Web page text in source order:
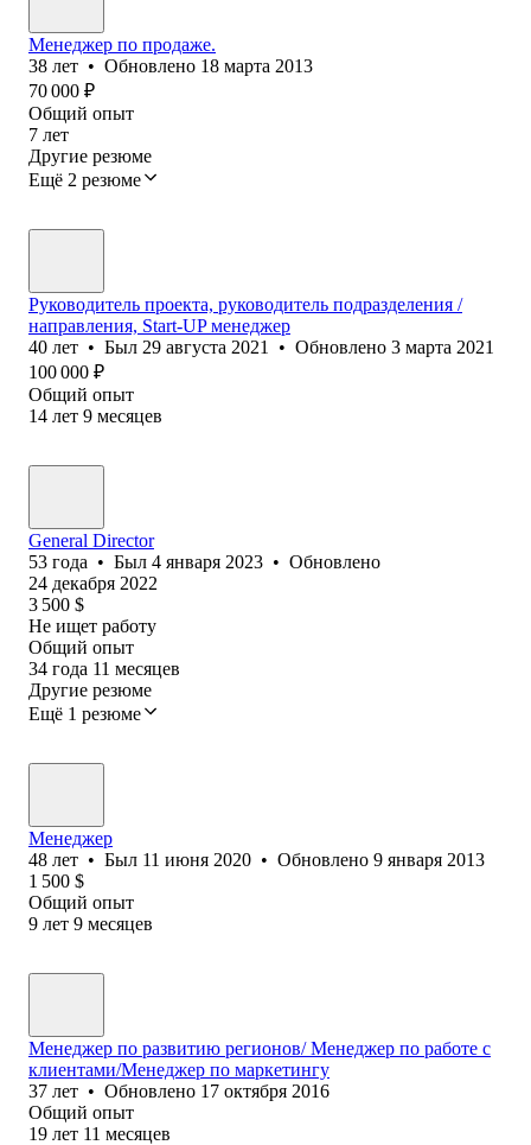
Менеджер по продаже.
38 лет • Обновлено 18 марта 2013
70 000 ₽
Общий опыт
7 лет
Другие резюме
Ещё 2 резюме
Руководитель проекта, руководитель подразделения /
направления, Start-UP менеджер
40 лет • Был 29 августа 2021 • Обновлено 3 марта 2021
100 000 ₽
Общий опыт
14 лет 9 месяцев
General Director
53 года • Был 4 января 2023 • Обновлено
24 декабря 2022
3 500 $
Не ищет работу
Общий опыт
34 года 11 месяцев
Другие резюме
Ещё 1 резюме
Менеджер
48 лет • Был 11 июня 2020 • Обновлено 9 января 2013
1 500 $
Общий опыт
9 лет 9 месяцев
Менеджер по развитию регионов/ Менеджер по работе с
клиентами/Менеджер по маркетингу
37 лет • Обновлено 17 октября 2016
Общий опыт
19 лет 11 месяцев